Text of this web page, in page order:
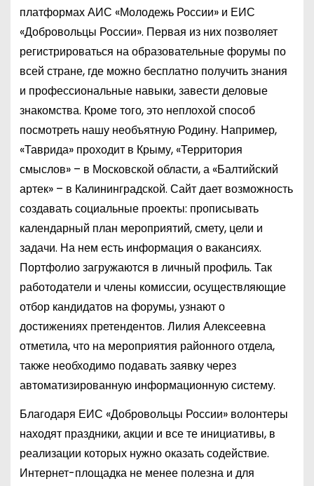
платформах АИС «Молодежь России» и ЕИС
«Добровольцы России». Первая из них позволяет
регистрироваться на образовательные форумы по
всей стране, где можно бесплатно получить знания
и профессиональные навыки, завести деловые
знакомства. Кроме того, это неплохой способ
посмотреть нашу необъятную Родину. Например,
«Таврида» проходит в Крыму, «Территория
смыслов» – в Московской области, а «Балтийский
артек» – в Калининградской. Сайт дает возможность
создавать социальные проекты: прописывать
календарный план мероприятий, смету, цели и
задачи. На нем есть информация о вакансиях.
Портфолио загружаются в личный профиль. Так
работодатели и члены комиссии, осуществляющие
отбор кандидатов на форумы, узнают о
достижениях претендентов. Лилия Алексеевна
отметила, что на мероприятия районного отдела,
также необходимо подавать заявку через
автоматизированную информационную систему.
Благодаря ЕИС «Добровольцы России» волонтеры
находят праздники, акции и все те инициативы, в
реализации которых нужно оказать содействие.
Интернет-площадка не менее полезна и для